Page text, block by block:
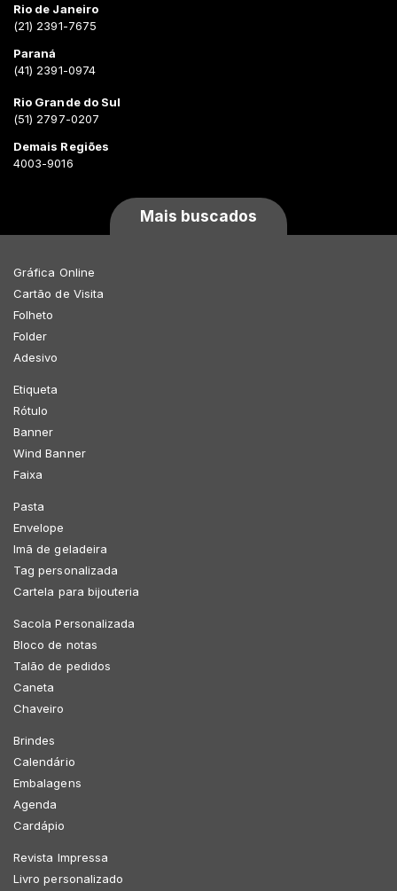
Rio de Janeiro
(21) 2391-7675
Paraná
(41) 2391-0974
Rio Grande do Sul
(51) 2797-0207
Demais Regiões
4003-9016
Mais buscados
Gráfica Online
Cartão de Visita
Folheto
Folder
Adesivo
Etiqueta
Rótulo
Banner
Wind Banner
Faixa
Pasta
Envelope
Imã de geladeira
Tag personalizada
Cartela para bijouteria
Sacola Personalizada
Bloco de notas
Talão de pedidos
Caneta
Chaveiro
Brindes
Calendário
Embalagens
Agenda
Cardápio
Revista Impressa
Livro personalizado